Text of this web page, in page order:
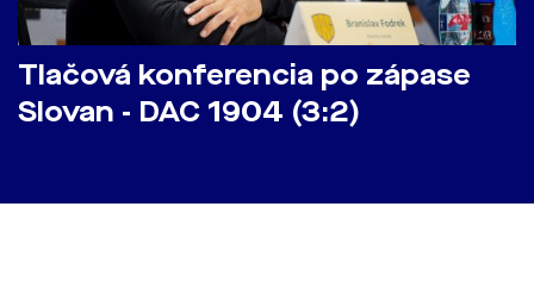
Tlačová konferencia po zápase
Slovan - DAC 1904 (3:2)